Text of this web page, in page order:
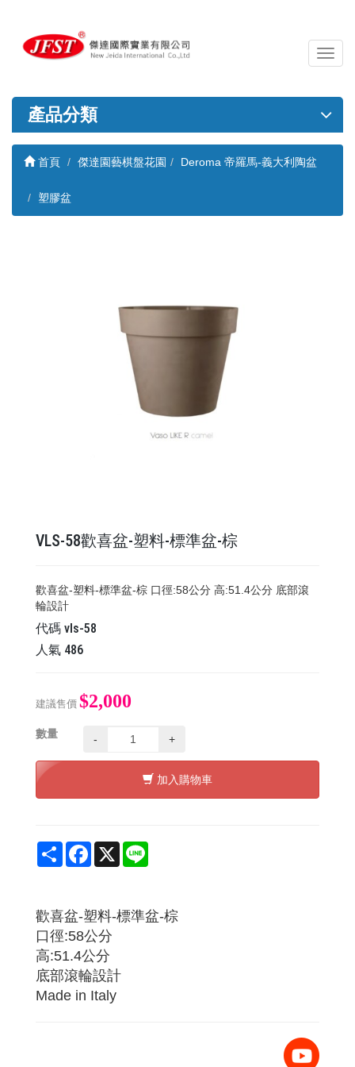
導
覽
關
產品分類
首頁 傑達園藝棋盤花園 Deroma 帝羅馬-義大利陶盆
塑膠盆
VLS-58歡喜盆-塑料-標準盆-棕
歡喜盆-塑料-標準盆-棕 口徑:58公分 高:51.4公分 底部滾
輪設計
代碼 vls-58
人氣 486
建議售價 $2,000
數量 - +
加入購物車
Share Facebook
X
歡喜盆-塑料-標準盆-棕
口徑:58公分
高:51.4公分
底部滾輪設計
Made in Italy